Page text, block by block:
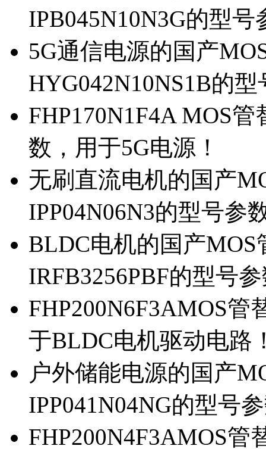
IPB045N10N3G的型号
5G通信电源的国产
HYG042N10NS1B的
FHP170N1F4A MOS
数，用于5G电源！
无刷直流电机的国产
IPP04N06N3的型号参
BLDC电机的国产MOS
IRFB3256PBF的型号
FHP200N6F3AMOS管
于BLDC电机驱动电路
户外储能电源的国产
IPP041N04NG的型号
FHP200N4F3AMOS管